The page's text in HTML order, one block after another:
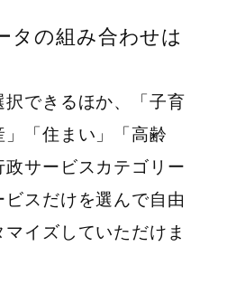
タの組み合わせは
できるほか、「子育
「住まい」「高齢
サービスカテゴリー
スだけを選んで自由
イズしていただけま